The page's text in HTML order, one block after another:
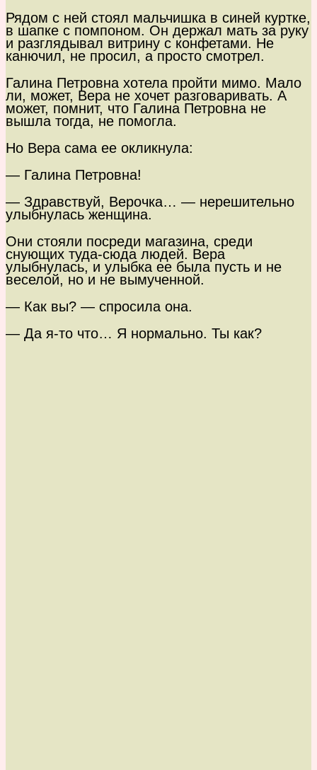
Рядом с ней стоял мальчишка в синей куртке,
в шапке с помпоном. Он держал мать за руку
и разглядывал витрину с конфетами. Не
канючил, не просил, а просто смотрел.
Галина Петровна хотела пройти мимо. Мало
ли, может, Вера не хочет разговаривать. А
может, помнит, что Галина Петровна не
вышла тогда, не помогла.
Но Вера сама ее окликнула:
— Галина Петровна!
— Здравствуй, Верочка… — нерешительно
улыбнулась женщина.
Они стояли посреди магазина, среди
снующих туда-сюда людей. Вера
улыбнулась, и улыбка ее была пусть и не
веселой, но и не вымученной.
— Как вы? — спросила она.
— Да я-то что… Я нормально. Ты как?